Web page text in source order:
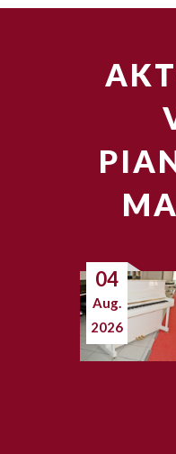
04
Aug.
2026